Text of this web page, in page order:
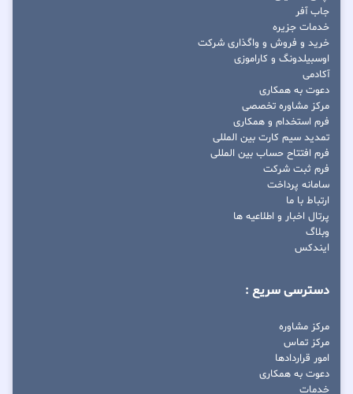
جاب آفر
خدمات جزیره
خرید و فروش و واگذاری شرکت
اوسبیلدونگ و کاراموزی
آکادمی
دعوت به همکاری
مرکز مشاوره تخصصی
فرم استخدام و همکاری
تمدید سیم کارت بین المللی
فرم افتتاح حساب بین المللی
فرم ثبت شرکت
سامانه پرداخت
ارتباط با ما
پرتال اخبار و اطلاعیه ها
وبلاگ
ایندکس
دسترسی سریع :
مرکز مشاوره
مرکز تماس
امور قراردادها
دعوت به همکاری
خدمات